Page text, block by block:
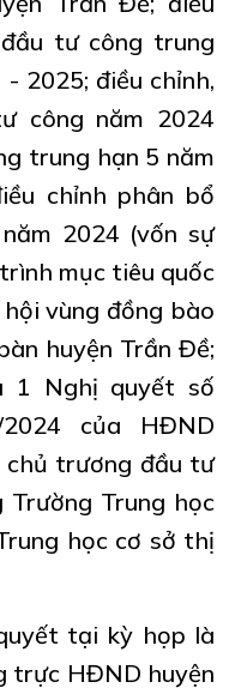
tư công trung
2025; điều chỉnh,
công năm 2024
trung hạn 5 năm
chỉnh phân bổ
2024 (vốn sự
mục tiêu quốc
vùng đồng bào
huyện Trần Đề;
1 Nghị quyết số
2024 của HĐND
chủ trương đầu tư
Trường Trung học
học cơ sở thị
tại kỳ họp là
trực HĐND huyện